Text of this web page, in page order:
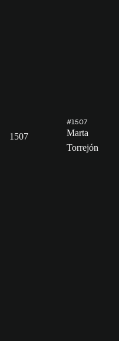
1507
#1507
Marta
Torrejón